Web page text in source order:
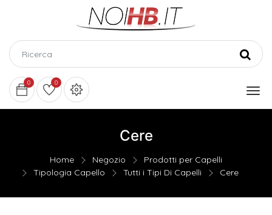
0 0
Cere
Home Negozio
Prodotti per Capelli
Tipologia Capello
Tutti i Tipi Di Capelli Cere